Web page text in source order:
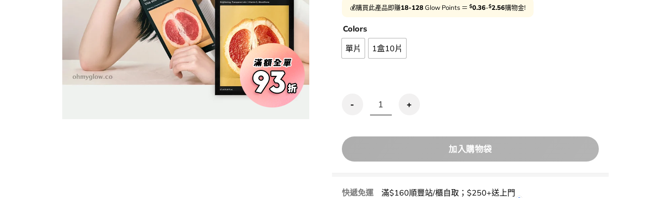
💰購買此產品即賺18-128Glow Points ＝ $0.36-$2.56購物金!
Colors
單片 1盒10片
[升級新版] 10分鐘美白～Abib Gummy Sheet Mask Vita Sticker 香口膠維C提亮活力面
加入購物袋
快遞免運
滿$160順豐站/櫃自取；$250+送上門